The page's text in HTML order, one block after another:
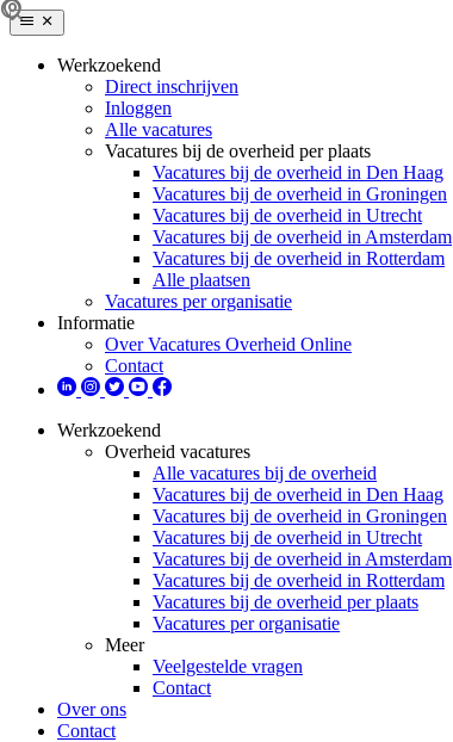
Werkzoekend
Direct inschrijven
Inloggen
Alle vacatures
Vacatures bij de overheid per plaats
Vacatures bij de overheid in Den Haag
Vacatures bij de overheid in Groningen
Vacatures bij de overheid in Utrecht
Vacatures bij de overheid in Amsterdam
Vacatures bij de overheid in Rotterdam
Alle plaatsen
Vacatures per organisatie
Informatie
Over Vacatures Overheid Online
Contact
Werkzoekend
Overheid vacatures
Alle vacatures bij de overheid
Vacatures bij de overheid in Den Haag
Vacatures bij de overheid in Groningen
Vacatures bij de overheid in Utrecht
Vacatures bij de overheid in Amsterdam
Vacatures bij de overheid in Rotterdam
Vacatures bij de overheid per plaats
Vacatures per organisatie
Meer
Veelgestelde vragen
Contact
Over ons
Contact